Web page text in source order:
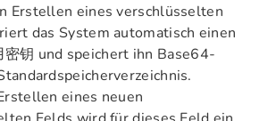
Erstellen eines verschlüsselten
das System automatisch einen
密钥 und speichert ihn Base64-
eines neuen